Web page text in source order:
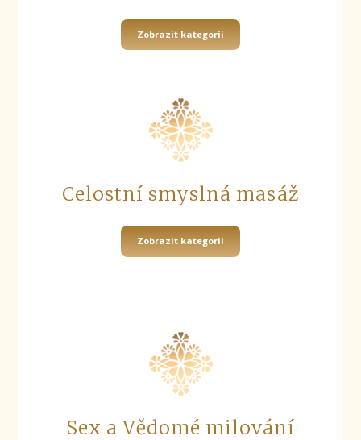
Zobrazit kategorii
Celostní smyslná masáž
Zobrazit kategorii
Sex a Vědomé milování